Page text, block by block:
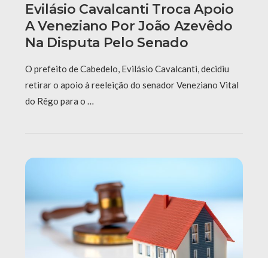
Evilásio Cavalcanti Troca Apoio
A Veneziano Por João Azevêdo
Na Disputa Pelo Senado
O prefeito de Cabedelo, Evilásio Cavalcanti, decidiu
retirar o apoio à reeleição do senador Veneziano Vital
do Rêgo para o …